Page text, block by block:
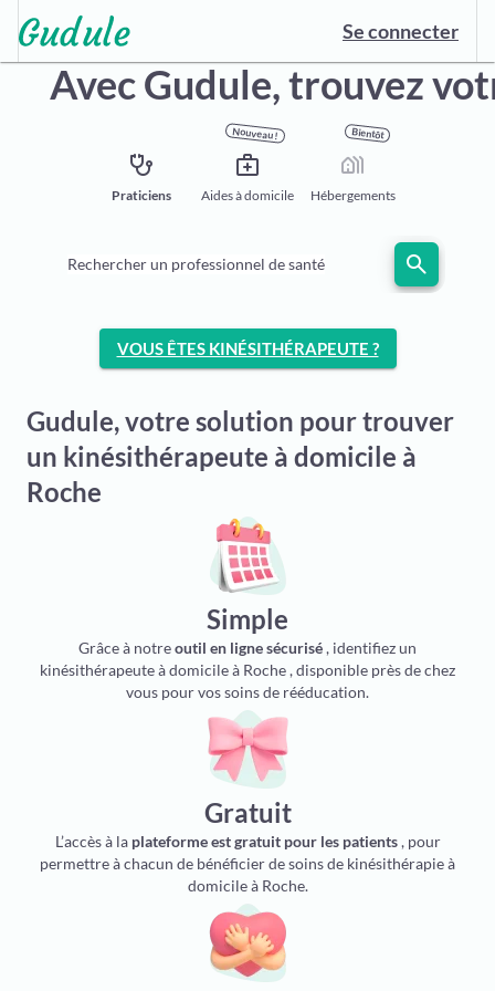
Se connecter
Avec Gudule,trouvez
stethoscope
Praticiens
Nouveau !
medical_services
Aides à domicile
Bientôt
holiday_village
Hébergements
Rechercher un professionnel de santé search
VOUS ÊTES KINÉSITHÉRAPEUTE ?
Gudule, votre solution pour trouver
un kinésithérapeute à domicile à
Roche
Simple
Grâce à notreoutil en ligne sécurisé, identifiez un
kinésithérapeute à domicile à Roche , disponible près de chez
vous pour vos soins de rééducation.
Gratuit
L’accès à la plateforme est gratuit pour les patients, pour
permettre à chacun de bénéficier de soins de kinésithérapie à
domicile à Roche.